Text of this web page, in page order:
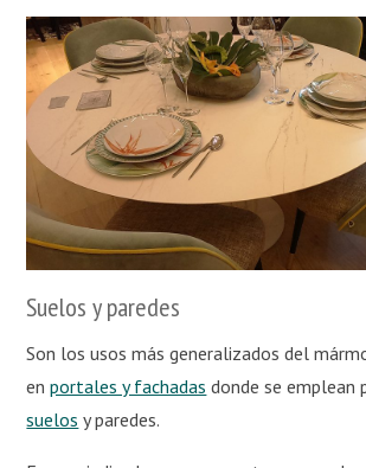
Suelos y paredes
Son los usos más generalizados del
enportales y fachadas donde se emplean
suelos y paredes.